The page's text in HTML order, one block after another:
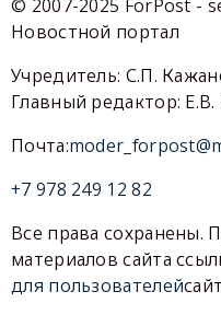
© 2007-2025 ForPost -
Новостной портал
Учредитель: С.П.
Главный редактор:
Почта:
+7 978 249 12 82
Все права сохранены.
материалов сайта
для пользователей